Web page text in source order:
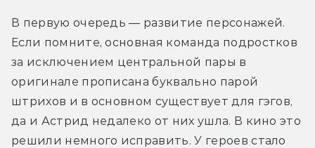
В первую очередь — развитие персонажей.
Если помните, основная команда подростков
за исключением центральной пары в
оригинале прописана буквально парой
штрихов и в основном существует для гэгов,
да и Астрид недалеко от них ушла. В кино это
решили немного исправить. У героев стало